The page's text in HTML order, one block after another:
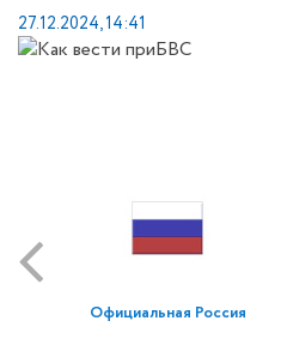
27.12.2024, 14:41
Официальная Россия